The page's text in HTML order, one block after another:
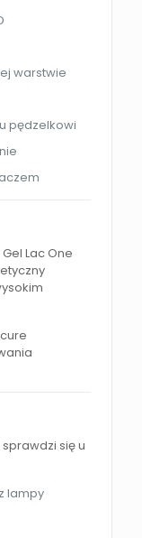
warstwie
pędzelkowi
Lac One
się u
lampy